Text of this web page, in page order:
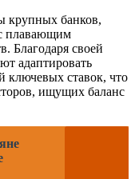
крупных банков,
плавающим
Благодаря своей
адаптировать
ключевых ставок, что
ищущих баланс